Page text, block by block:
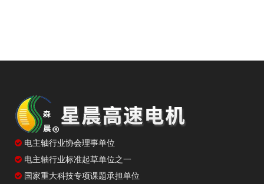
 电主轴行业协会理事单位
 电主轴行业标准起草单位之一
 国家重大科技专项课题承担单位